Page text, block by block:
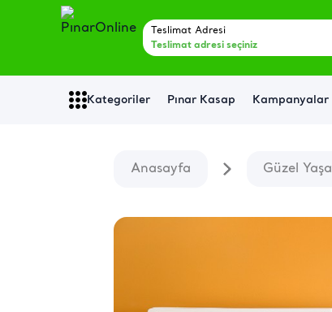
Teslimat Adresi
Teslimat adresi seçiniz
Kategoriler Pınar Kasap Kampanyalar
Anasayfa Güzel Yaşa